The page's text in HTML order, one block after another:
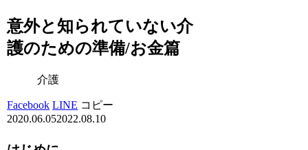
意外と知られていない介
護のための準備/お金篇
介護
Facebook LINE コピー
2020.06.052022.08.10